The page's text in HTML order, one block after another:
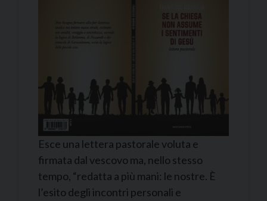
Esce una lettera pastorale voluta e
firmata dal vescovo ma, nello stesso
tempo, “redatta a più mani: le nostre. È
l’esito degli incontri personali e